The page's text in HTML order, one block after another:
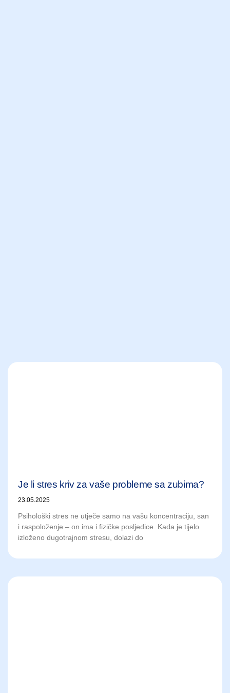
Je li stres kriv za vaše probleme sa zubima?
23.05.2025
Psihološki stres ne utječe samo na vašu koncentraciju, san
i raspoloženje – on ima i fizičke posljedice. Kada je tijelo
izloženo dugotrajnom stresu, dolazi do